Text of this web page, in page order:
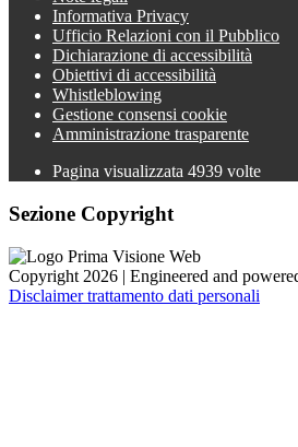
Informativa Privacy
Ufficio Relazioni con il Pubblico
Dichiarazione di accessibilità
Obiettivi di accessibilità
Whistleblowing
Gestione consensi cookie
Amministrazione trasparente
Pagina visualizzata 4939 volte
Sezione Copyright
Copyright 2026 | Engineered and
Disclaimer trattamento dati personali